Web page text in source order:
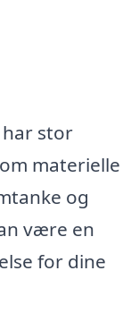
stor
materielle
og
være en
for dine